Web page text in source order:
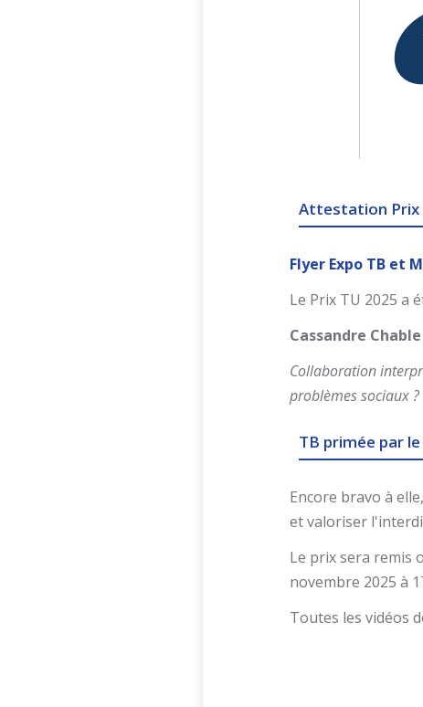
Attestation Prix
Flyer Expo TB et
Le Prix TU 2025 a
Cassandre
Collaboration
problèmes sociaux ?
TB primée par
Encore bravo à
et valoriser
Le prix sera remis
novembre 2025 à
Toutes les vidéos